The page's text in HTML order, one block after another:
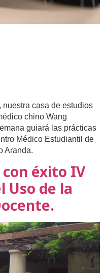
nuestra casa de estudios
chino Wang
guiará las prácticas
Médico Estudiantil de
Aranda.
éxito IV
Uso de la